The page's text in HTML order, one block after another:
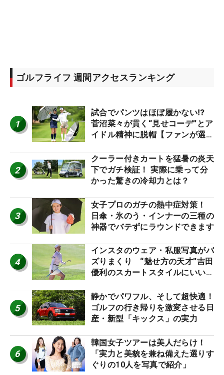
ゴルフライフ 週間アクセスランキング
1
試合でパンツはほぼ履かない⁉
菅沼菜々が貫く“見せコーデ”とア
イドル精神に脱帽【ファンが選ぶ
2
クーラー付きカートを猛暑の炎天
下でガチ検証！ 実際に乗って分
かった驚きの冷却力とは？
3
女子プロのガチの熱中症対策！
日傘・氷のう・インナーの三種の
神器でバテずにラウンドできます
4
インスタのウェア・私服写真がバ
ズりまくり “魅せ方の天才”吉田
優利のスカートスタイルにいい
5
静かでパワフル、そして超快適！
ゴルフの行き帰りを激変させる日
産・新型「キックス」の実力
6
韓国女子ツアーは美人だらけ！
「実力と美貌を兼ね備えた選りす
ぐりの10人を写真で紹介」